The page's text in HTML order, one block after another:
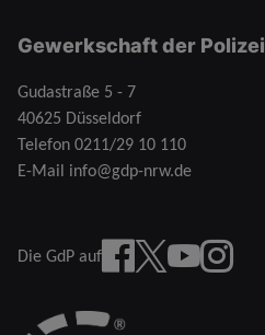
Gewerkschaft der Polizei
Gudastraße 5 - 7
40625 Düsseldorf
Telefon 0211/29 10 110
E-Mail info@gdp-nrw.de
Die GdP auf
Facebook
X YouTubeinstagram